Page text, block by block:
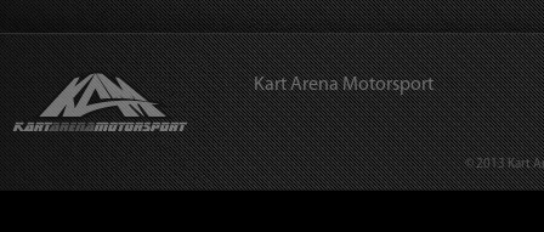
Kart Arena Motorsport
© 2013 Kart